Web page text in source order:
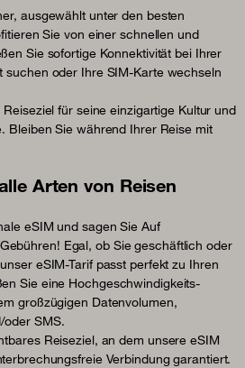
ausgewählt unter den besten
Sie von einer schnellen und
Sie sofortige Konnektivität bei Ihrer
suchen oder Ihre SIM-Karte wechseln
für seine einzigartige Kultur und
Bleiben Sie während Ihrer Reise mit
Arten von Reisen
eSIM und sagen Sie Auf
Egal, ob Sie geschäftlich oder
eSIM-Tarif passt perfekt zu Ihren
Sie eine Hochgeschwindigkeits-
großzügigen Datenvolumen,
oder SMS.
Reiseziel, an dem unsere eSIM
Verbindung garantiert.